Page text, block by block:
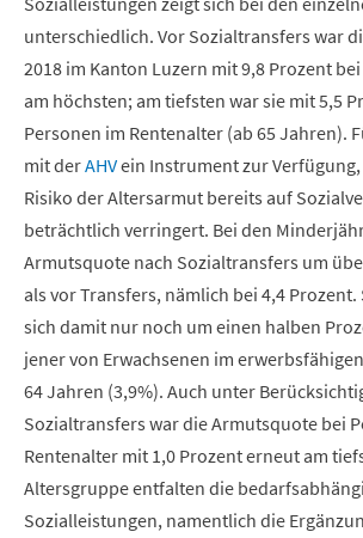
unterschiedlich. Vor Sozialtransfers war
2018 im Kanton Luzern mit 9,8 Prozent
am höchsten; am tiefsten war sie mit 5,5
Personen im Rentenalter (ab 65 Jahren).
mit derAHVein Instrument zur Verfügung,
Risiko der Altersarmut bereits auf
beträchtlich verringert. Bei den
Armutsquote nach Sozialtransfers um
als vor Transfers, nämlich bei 4,4
sich damit nur noch um einen halben
jener von Erwachsenen im
64 Jahren (3,9%). Auch unter
Sozialtransfers war die Armutsquote bei
Rentenalter mit 1,0 Prozent erneut am
Altersgruppe entfalten die
Sozialleistungen, namentlich die